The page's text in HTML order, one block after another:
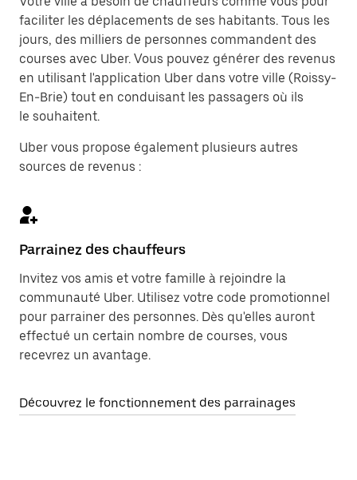
faciliter les déplacements de ses habitants. Tous les
jours, des milliers de personnes commandent des
courses avec Uber. Vous pouvez générer des revenus
en utilisant l'application Uber dans votre ville (Roissy-
En-Brie) tout en conduisant les passagers où ils
le souhaitent.
Uber vous propose également plusieurs autres
sources de revenus :
Parrainez des chauffeurs
Invitez vos amis et votre famille à rejoindre la
communauté Uber. Utilisez votre code promotionnel
pour parrainer des personnes. Dès qu'elles auront
effectué un certain nombre de courses, vous
recevrez un avantage.
Découvrez le fonctionnement des parrainages